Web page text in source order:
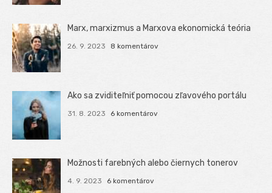
Marx, marxizmus a Marxova ekonomická teória
26. 9. 2023 8 komentárov
Ako sa zviditeľniť pomocou zľavového portálu
31. 8. 2023 6 komentárov
Možnosti farebných alebo čiernych tonerov
4. 9. 2023 6 komentárov